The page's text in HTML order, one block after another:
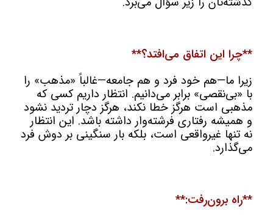
**چرا این اتفاق می‌افتد؟**
زیرا ما—هم خود فرد و هم جامعه—غالباً «مذهب» را
با «بی‌نقصی» برابر می‌دانیم. انتظار داریم کسی که
مذهبی است هرگز خطا نکند، هرگز دچار تردید نشود
و همیشه رفتاری فرشته‌وار داشته باشد. این انتظار
نه تنها غیرواقعی است، بلکه بار سنگینی بر دوش فرد
می‌گذارد.
**راه برون‌رفت:**